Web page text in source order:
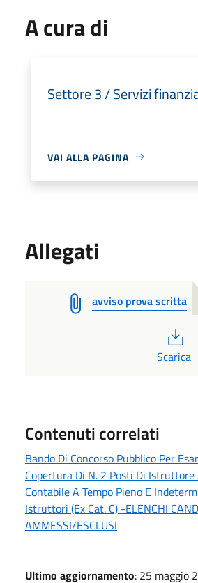
A cura di
Settore 3 / Servizi
VAI ALLA PAGINA
Allegati
avviso prova scritta
Scarica
Contenuti correlati
Bando Di Concorso Pubblico Per
Copertura Di N. 2 Posti Di
Contabile A Tempo Pieno E
Istruttori (Ex Cat. C) -ELENCHI
AMMESSI/ESCLUSI
Ultimo aggiornamento: 25 maggio